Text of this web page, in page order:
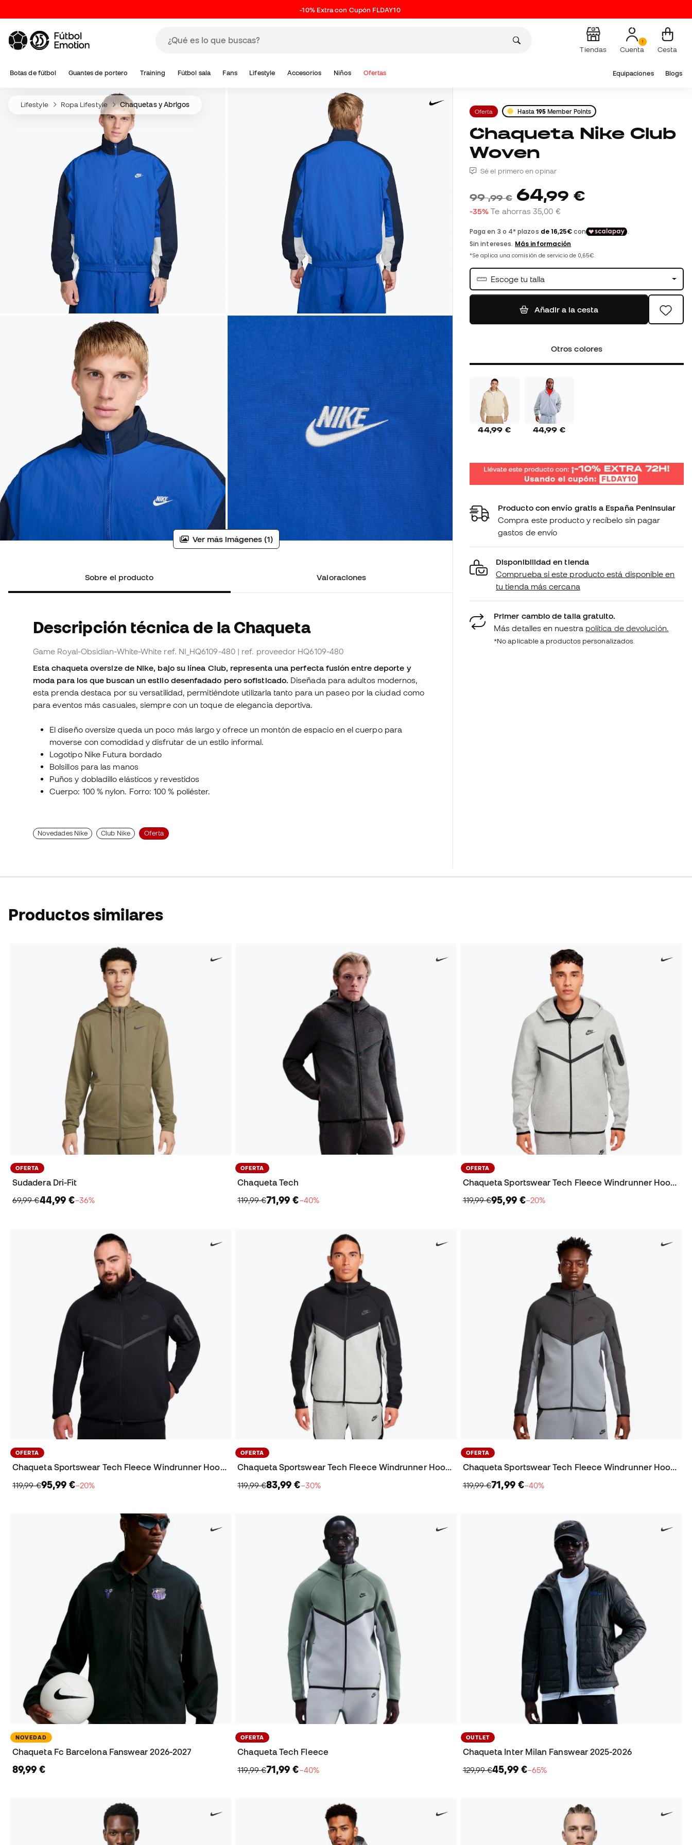
-10% Extra con Cupón FLDAY10
Tiendas Cuenta Cesta
Botas de fútbol Guantes de portero Training Fútbol sala Fans Lifestyle Accesorios Niños Ofertas Equipaciones Blogs
Lifestyle Ropa Lifestyle Chaquetas y Abrigos
Ver más imágenes (1)
Sobre el producto Valoraciones
Descripción técnica de la Chaqueta
Game Royal-Obsidian-White-White ref. NI_HQ6109-480 | ref. proveedor HQ6109-480
Esta chaqueta oversize de Nike, bajo su línea Club, representa una perfecta fusión entre deporte y
moda para los que buscan un estilo desenfadado pero sofisticado. Diseñada para adultos modernos,
esta prenda destaca por su versatilidad, permitiéndote utilizarla tanto para un paseo por la ciudad como
para eventos más casuales, siempre con un toque de elegancia deportiva.
El diseño oversize queda un poco más largo y ofrece un montón de espacio en el cuerpo para
moverse con comodidad y disfrutar de un estilo informal.
Logotipo Nike Futura bordado
Bolsillos para las manos
Puños y dobladillo elásticos y revestidos
Cuerpo: 100 % nylon. Forro: 100 % poliéster.
Novedades Nike Club Nike Oferta
Oferta Hasta 195 Member Points
Chaqueta Nike Club
Woven
Sé el primero en opinar
99,99 € 64,99 €
-35% Te ahorras35,00 €
Escoge tu talla
Añadir a la cesta
Otros colores
44,99 € 44,99 €
Producto con envío gratis a España Peninsular
Compra este producto y recíbelo sin pagar
gastos de envío
Disponibilidad en tienda
Comprueba si este producto está disponible en
tu tienda más cercana
Primer cambio de talla gratuito.
Más detalles en nuestra política de devolución.
*No aplicable a productos personalizados.
Productos similares
OFERTA
Sudadera Dri-Fit
69,99 €44,99 €−36%
OFERTA
Chaqueta Tech
119,99 €71,99 €−40%
OFERTA
Chaqueta Sportswear Tech Fleece Windrunner Hoodie
119,99 €95,99 €−20%
OFERTA
Chaqueta Sportswear Tech Fleece Windrunner Hoodie
119,99 €95,99 €−20%
OFERTA
Chaqueta Sportswear Tech Fleece Windrunner Hoodie
119,99 €83,99 €−30%
OFERTA
Chaqueta Sportswear Tech Fleece Windrunner Hoodie
119,99 €71,99 €−40%
NOVEDAD
Chaqueta Fc Barcelona Fanswear 2026-2027
89,99 €
OFERTA
Chaqueta Tech Fleece
119,99 €71,99 €−40%
OUTLET
Chaqueta Inter Milan Fanswear 2025-2026
129,99 €45,99 €−65%